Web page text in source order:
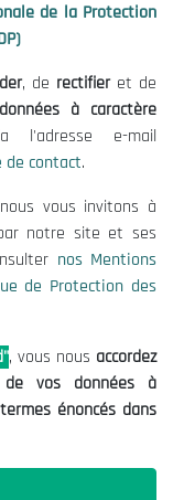
de la Protection
, de rectifieret de
à caractère
e-mail
contact.
vous invitons à
notre site et ses
nos Mentions
de Protection des
, vous nous accordez
de vos données à
énoncés dans